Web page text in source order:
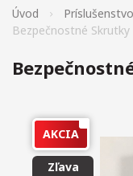
Úvod
Bezpečnostné
AKCIA
Zľava